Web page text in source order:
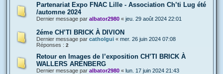
Partenariat Expo FNAC Lille - Association Ch’ti Lug été
/automne 2024
Dernier message par albator2980 « jeu. 29 août 2024 22:01
2éme CH’TI BRICK À DIVION
Dernier message par catholgui « mer. 26 juin 2024 07:08
Réponses : 2
Retour en Images de l’exposition CH’TI BRICK À
WALLERS ARENBERG
Dernier message par albator2980 « lun. 17 juin 2024 21:43